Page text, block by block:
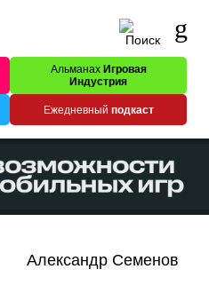
Альманах Игровая
Индустрия
Ежедневный подкаст
Александр Семенов